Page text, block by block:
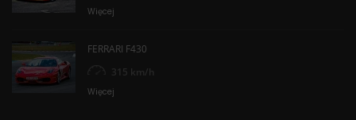
Więcej
FERRARI F430
315 km/h
Więcej